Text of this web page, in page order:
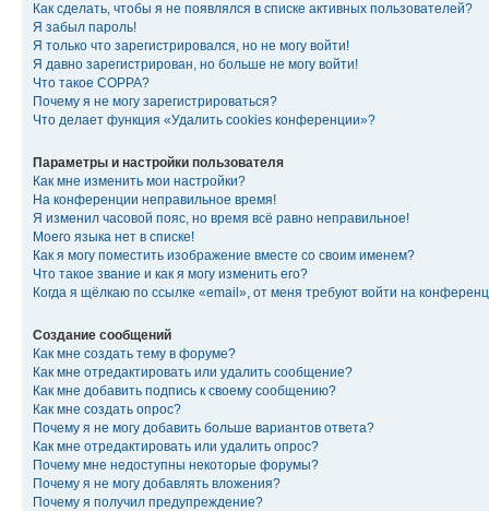
Как сделать, чтобы я не появлялся в списке активных пользователей?
Я забыл пароль!
Я только что зарегистрировался, но не могу войти!
Я давно зарегистрирован, но больше не могу войти!
Что такое COPPA?
Почему я не могу зарегистрироваться?
Что делает функция «Удалить cookies конференции»?
Параметры и настройки пользователя
Как мне изменить мои настройки?
На конференции неправильное время!
Я изменил часовой пояс, но время всё равно неправильное!
Моего языка нет в списке!
Как я могу поместить изображение вместе со своим именем?
Что такое звание и как я могу изменить его?
Когда я щёлкаю по ссылке «email», от меня требуют войти на
Создание сообщений
Как мне создать тему в форуме?
Как мне отредактировать или удалить сообщение?
Как мне добавить подпись к своему сообщению?
Как мне создать опрос?
Почему я не могу добавить больше вариантов ответа?
Как мне отредактировать или удалить опрос?
Почему мне недоступны некоторые форумы?
Почему я не могу добавлять вложения?
Почему я получил предупреждение?